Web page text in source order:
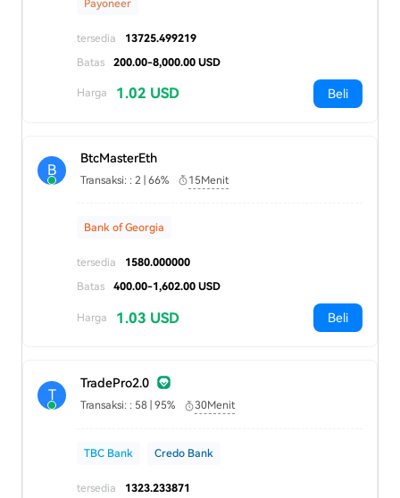
Payoneer
tersedia
13725.499219
Batas
200.00-8,000.00 USD
Harga 1.02 USD Beli
B
BtcMasterEth
Transaksi: : 2 | 66% 15Menit
Bank of Georgia
tersedia
1580.000000
Batas
400.00-1,602.00 USD
Harga 1.03 USD Beli
T
TradePro2.0
Transaksi: : 58 | 95% 30Menit
TBC Bank Credo Bank
tersedia
1323.233871